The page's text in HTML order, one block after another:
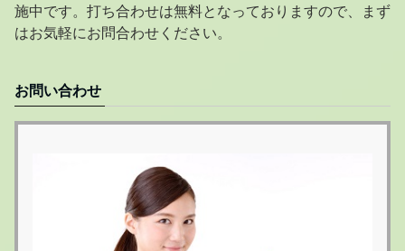
施中です。打ち合わせは無料となっておりますので、まず
はお気軽にお問合わせください。
お問い合わせ